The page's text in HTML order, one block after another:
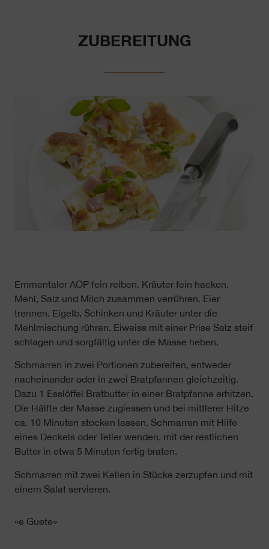
ZUBEREITUNG
Emmentaler AOP fein reiben. Kräuter fein hacken.
Mehl, Salz und Milch zusammen verrühren. Eier
trennen. Eigelb, Schinken und Kräuter unter die
Mehlmischung rühren. Eiweiss mit einer Prise Salz steif
schlagen und sorgfältig unter die Masse heben.
Schmarren in zwei Portionen zubereiten, entweder
nacheinander oder in zwei Bratpfannen gleichzeitig.
Dazu 1 Esslöffel Bratbutter in einer Bratpfanne erhitzen.
Die Hälfte der Masse zugiessen und bei mittlerer Hitze
ca. 10 Minuten stocken lassen. Schmarren mit Hilfe
eines Deckels oder Teller wenden, mit der restlichen
Butter in etwa 5 Minuten fertig braten.
Schmarren mit zwei Kellen in Stücke zerzupfen und mit
einem Salat servieren.
«e Guete»